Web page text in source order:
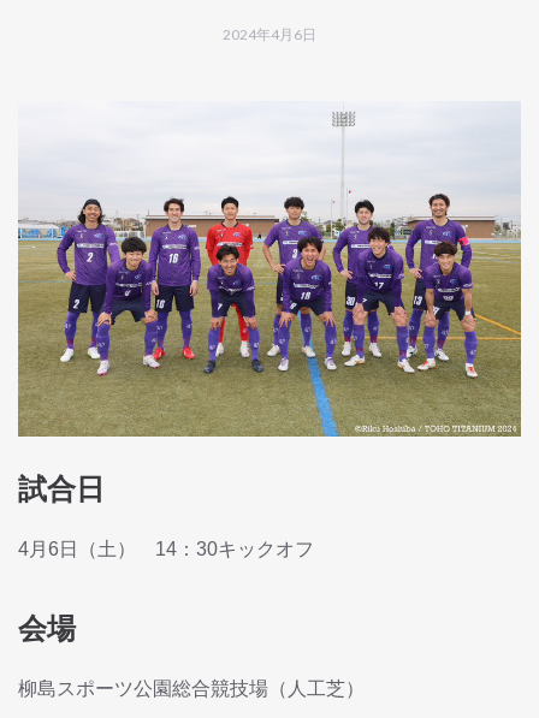
2024年4月6日
試合日
4月6日（土） 14：30キックオフ
会場
柳島スポーツ公園総合競技場（人工芝）